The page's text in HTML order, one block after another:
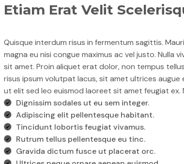
Etiam Erat Velit
Quisque interdum risus in fermentum sagittis.
magna eu nisi congue maximus ac vel justo. Nulla
sit amet. Proin aliquet erat dolor, non tempus
risus ipsum volutpat lacus, sit amet ultrices
ut elit sed leo euismod laoreet sit amet feugiat ex.
Dignissim sodales ut eu sem integer.
Adipiscing elit pellentesque habitant.
Tincidunt lobortis feugiat vivamus.
Rutrum tellus pellentesque eu tinc.
Gravida dictum fusce ut placerat orc.